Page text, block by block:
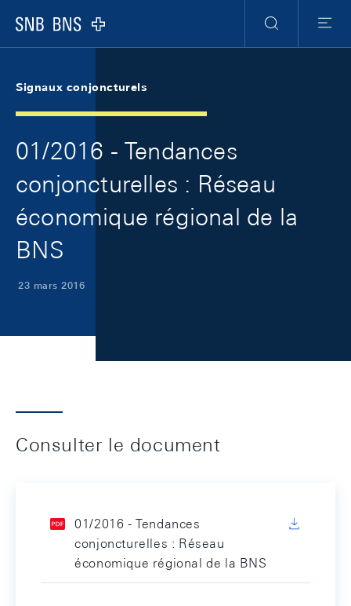
Logo
RechercheMenu
Signaux conjoncturels
01/2016 - Tendances
conjoncturelles : Réseau
économique régional de la
BNS
23 mars 2016
Consulter le document
01/2016 - Tendances
conjoncturelles : Réseau
économique régional de la BNS